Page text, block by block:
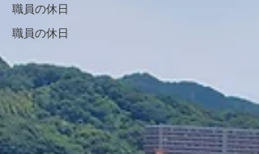
職員の休日
職員の休日